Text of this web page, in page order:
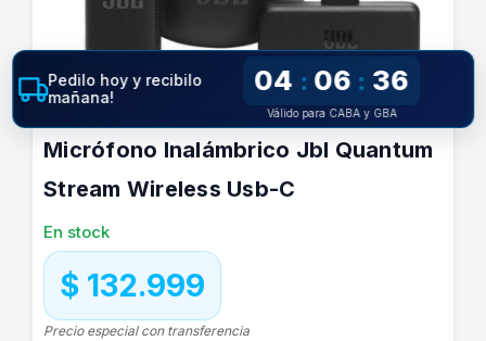
Micrófono Inalámbrico Jbl Quantum
Stream Wireless Usb-C
En stock
$ 132.999
Precio especial con transferencia
Pedilo hoy y recibilo
mañana!
04 : 06 : 36
Válido para CABA y GBA